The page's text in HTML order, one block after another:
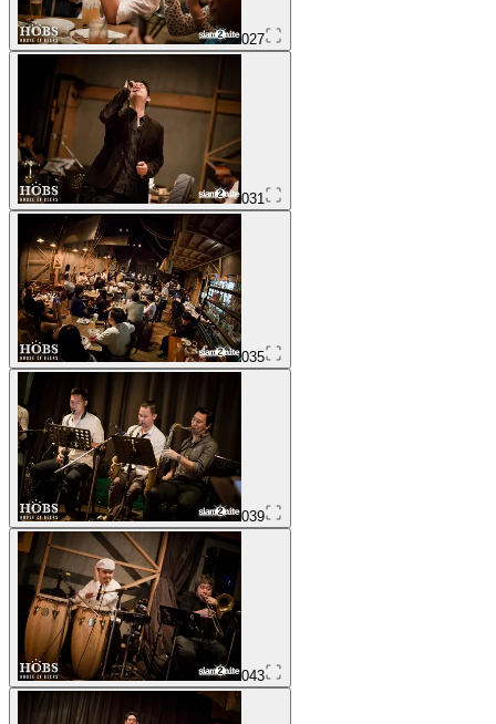
027
031
035
039
043